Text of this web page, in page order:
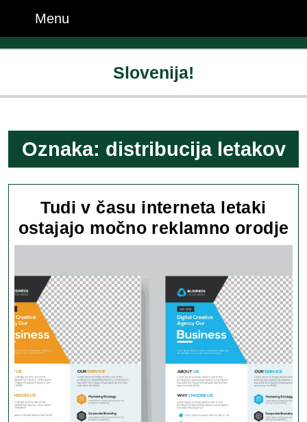
content
Menu
Slovenija!
Oznaka: distribucija letakov
Tudi v času interneta letaki
ostajajo močno reklamno orodje
v